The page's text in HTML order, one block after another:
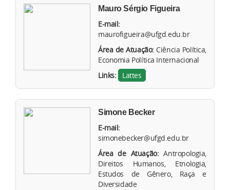
Mauro Sérgio Figueira
E-mail:
maurofigueira@ufgd.edu.br
Área de Atuação: Ciência Política,
Economia Política Internacional
Links:
Lattes
Simone Becker
E-mail:
simonebecker@ufgd.edu.br
Área de Atuação: Antropologia,
Direitos Humanos, Etnologia,
Estudos de Gênero, Raça e
Diversidade